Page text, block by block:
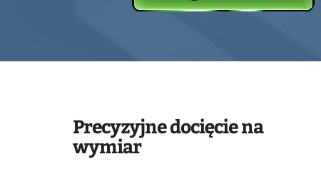
Precyzyjne docięcie na
wymiar